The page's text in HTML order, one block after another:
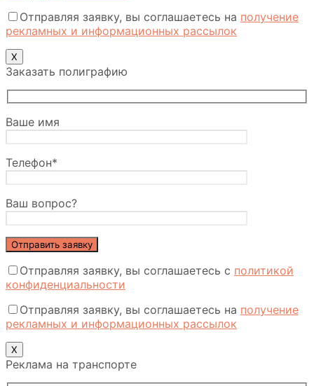
Отправляя заявку, вы соглашаетесь на получение
рекламных и информационных рассылок
Х
Заказать полиграфию
Ваше имя
Телефон*
Ваш вопрос?
Отправляя заявку, вы соглашаетесь с политикой
конфиденциальности
Отправляя заявку, вы соглашаетесь на получение
рекламных и информационных рассылок
Х
Реклама на транспорте